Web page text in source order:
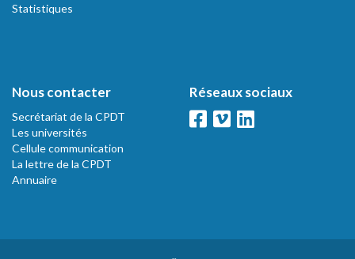
Statistiques
Nous contacter
Secrétariat de la CPDT
Les universités
Cellule communication
La lettre de la CPDT
Annuaire
Réseaux sociaux